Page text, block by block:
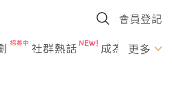
會員登記
社群熱話 成為U更多